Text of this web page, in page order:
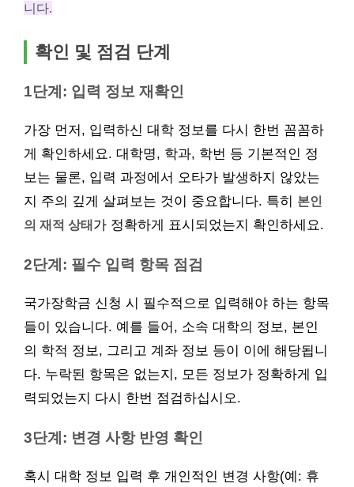
니다.
확인 및 점검 단계
1단계: 입력 정보 재확인
가장 먼저, 입력하신 대학 정보를 다시 한번 꼼꼼하
게 확인하세요. 대학명, 학과, 학번 등 기본적인 정
보는 물론, 입력 과정에서 오타가 발생하지 않았는
지 주의 깊게 살펴보는 것이 중요합니다. 특히 본인
의 재적 상태가 정확하게 표시되었는지 확인하세요.
2단계: 필수 입력 항목 점검
국가장학금 신청 시 필수적으로 입력해야 하는 항목
들이 있습니다. 예를 들어, 소속 대학의 정보, 본인
의 학적 정보, 그리고 계좌 정보 등이 이에 해당됩니
다. 누락된 항목은 없는지, 모든 정보가 정확하게 입
력되었는지 다시 한번 점검하십시오.
3단계: 변경 사항 반영 확인
혹시 대학 정보 입력 후 개인적인 변경 사항(예: 휴